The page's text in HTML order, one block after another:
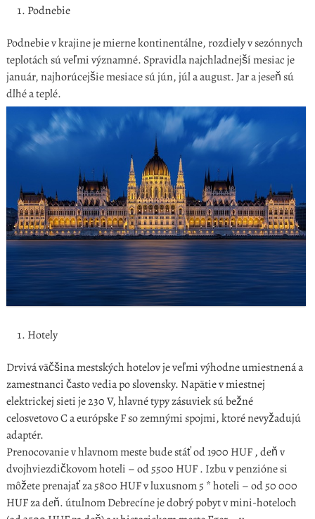
Podnebie
Podnebie v krajine je mierne kontinentálne, rozdiely v sezónnych
teplotách sú veľmi významné. Spravidla najchladnejší mesiac je
január, najhorúcejšie mesiace sú jún, júl a august. Jar a jeseň sú
dlhé a teplé.
Hotely
Drvivá väčšina mestských hotelov je veľmi výhodne umiestnená a
zamestnanci často vedia po slovensky. Napätie v miestnej
elektrickej sieti je 230 V, hlavné typy zásuviek sú bežné
celosvetovo C a európske F so zemnými spojmi, ktoré nevyžadujú
adaptér.
Prenocovanie v hlavnom meste bude stáť od 1900 HUF , deň v
dvojhviezdičkovom hoteli – od 5500 HUF . Izbu v penzióne si
môžete prenajať za 5800 HUF v luxusnom 5 * hoteli – od 50 000
HUF za deň. útulnom Debrecíne je dobrý pobyt v mini-hoteloch